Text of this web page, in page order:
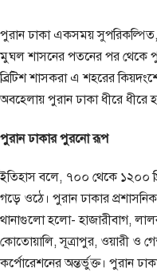
পুরান ঢাকা একসময়
মুঘল শাসনের পতনের পর থেকে
ব্রিটিশ শাসকরা এ শহরের
অবহেলায় পুরান ঢাকা ধীরে ধীরে
পুরান ঢাকার পুরনো রূপ
ইতিহাস বলে, ৭০০ থেকে ১২০০
গড়ে ওঠে। পুরান ঢাকার
থানাগুলো হলো- হাজারীবাগ,
কোতোয়ালি, সূত্রাপুর, ওয়ারী ও
কর্পোরেশনের অন্তর্ভুক্ত। পুরান